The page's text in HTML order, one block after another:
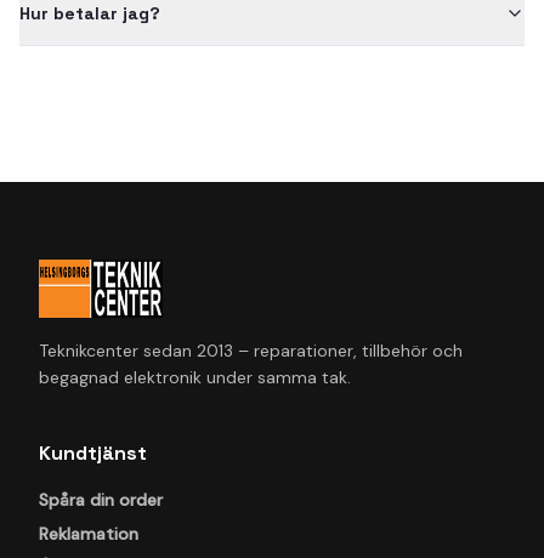
Hur betalar jag?
Teknikcenter sedan 2013 – reparationer, tillbehör och
begagnad elektronik under samma tak.
Kundtjänst
Spåra din order
Reklamation